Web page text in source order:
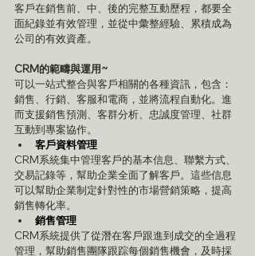
客戶在銷售前、中、後的完整互動歷程，都要全
面紀錄並有效管理，並從中彙整經驗、累積成為
公司的有效資產。
CRM的範疇與運用~
可以一站式整合與客戶相關的各種資訊，包含：
銷售、行銷、客服和電商，並將流程自動化。進
而支援銷售預測、客群分析、忠誠度管理、社群
互動到專案協作。
客戶資料管理
CRM系統集中管理客戶的基本信息、聯繫方式、
交易記錄等，幫助企業全面了解客戶。這些信息
可以幫助企業制定針對性的市場營銷策略，提高
銷售轉化率。
銷售管理
CRM系統提供了從潛在客戶跟進到成交的全過程
管理，幫助銷售團隊跟踪每個銷售機會，及時採